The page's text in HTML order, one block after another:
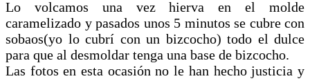
Lo volcamos una vez hierva en el molde
caramelizado y pasados unos 5 minutos se cubre con
sobaos(yo lo cubrí con un bizcocho) todo el dulce
para que al desmoldar tenga una base de bizcocho.
Las fotos en esta ocasión no le han hecho justicia y